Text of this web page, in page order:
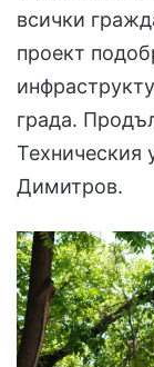
всички
проект
града.
Техническия
Димитров.